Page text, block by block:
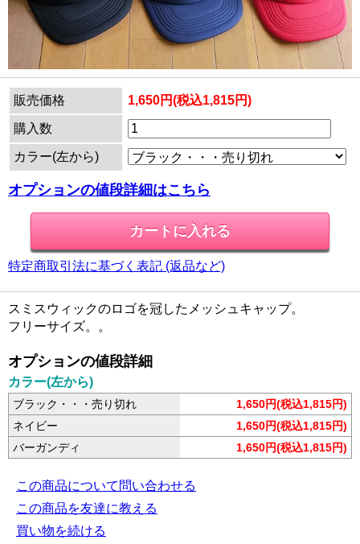
販売価格 1,650円(税込1,815円)
購入数
カラー(左から)
オプションの値段詳細はこちら
特定商取引法に基づく表記 (返品など)
スミスウィックのロゴを冠したメッシュキャップ。
フリーサイズ。。
オプションの値段詳細
カラー(左から)
ブラック・・・売り切れ
1,650円(税込1,815円)
ネイビー
1,650円(税込1,815円)
バーガンディ
1,650円(税込1,815円)
この商品について問い合わせる
この商品を友達に教える
買い物を続ける